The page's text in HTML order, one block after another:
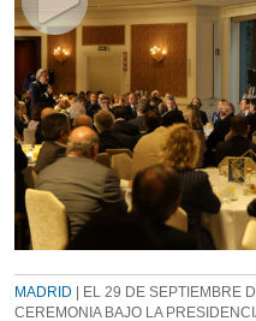
MADRID | EL 29 DE SEPTIEMBRE
CEREMONIA BAJO LA